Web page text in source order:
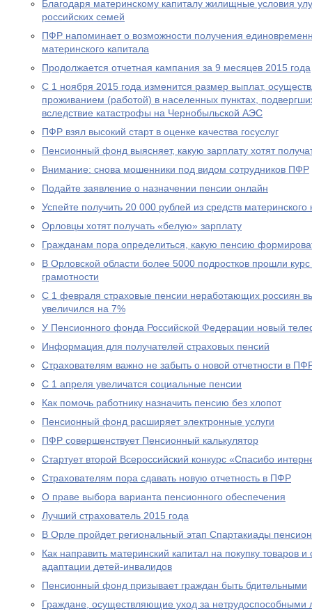
Благодаря материнскому капиталу жилищные условия
российских семей
ПФР напоминает о возможности получения
материнского капитала
Продолжается отчетная кампания за 9 месяцев 2015 года
С 1 ноября 2015 года изменится размер выплат,
проживанием (работой) в населенных пунктах,
вследствие катастрофы на Чернобыльской АЭС
ПФР взял высокий старт в оценке качества госуслуг
Пенсионный фонд выясняет, какую зарплату хотят
Внимание: снова мошенники под видом сотрудников ПФР
Подайте заявление о назначении пенсии онлайн
Успейте получить 20 000 рублей из средств материнского
Орловцы хотят получать «белую» зарплату
Гражданам пора определиться, какую пенсию
В Орловской области более 5000 подростков прошли
грамотности
С 1 февраля страховые пенсии неработающих россиян
увеличился на 7%
У Пенсионного фонда Российской Федерации новый
Информация для получателей страховых пенсий
Страхователям важно не забыть о новой отчетности в
С 1 апреля увеличатся социальные пенсии
Как помочь работнику назначить пенсию без хлопот
Пенсионный фонд расширяет электронные услуги
ПФР совершенствует Пенсионный калькулятор
Стартует второй Всероссийский конкурс «Спасибо
Страхователям пора сдавать новую отчетность в ПФР
О праве выбора варианта пенсионного обеспечения
Лучший страхователь 2015 года
В Орле пройдет региональный этап Спартакиады
Как направить материнский капитал на покупку товаров
адаптации детей-инвалидов
Пенсионный фонд призывает граждан быть бдительными
Граждане, осуществляющие уход за